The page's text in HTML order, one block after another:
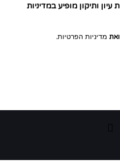
ותיקון מופיע במדיניות
מדיניות הפרטיות.